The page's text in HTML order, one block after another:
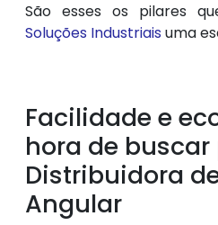
São esses os pilares
Soluções Industriais uma
Facilidade e
hora de buscar
Distribuidora
Angular